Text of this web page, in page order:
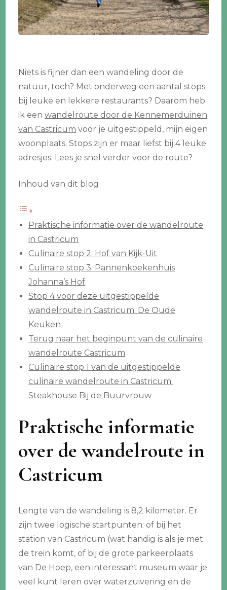
Niets is fijner dan een wandeling door de
natuur, toch? Met onderweg een aantal stops
bij leuke en lekkere restaurants? Daarom heb
ik eenwandelroute door de Kennemerduinen
van Castricum voor je uitgestippeld, mijn eigen
woonplaats. Stops zijn er maar liefst bij 4 leuke
adresjes. Lees je snel verder voor de route?
Inhoud van dit blog
Praktische informatie over de wandelroute
in Castricum
Culinaire stop 2: Hof van Kijk-Uit
Culinaire stop 3: Pannenkoekenhuis
Johanna’s Hof
Stop 4 voor deze uitgestippelde
wandelroute in Castricum: De Oude
Keuken
Terug naar het beginpunt van de culinaire
wandelroute Castricum
Culinaire stop 1 van de uitgestippelde
culinaire wandelroute in Castricum:
Steakhouse Bij de Buurvrouw
Praktische informatie
over de wandelroute in
Castricum
Lengte van de wandeling is 8,2 kilometer. Er
zijn twee logische startpunten: of bij het
station van Castricum (wat handig is als je met
de trein komt, of bij de grote parkeerplaats
van De Hoep, een interessant museum waar je
veel kunt leren over waterzuivering en de